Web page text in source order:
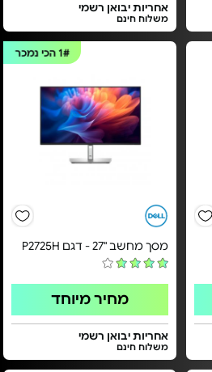
אחריות יבואן רשמי
משלוח חינם
1#הכי נמכר
מסך מחשב "27 - דגם P2725H
מחיר מיוחד
אחריות יבואן רשמי
משלוח חינם